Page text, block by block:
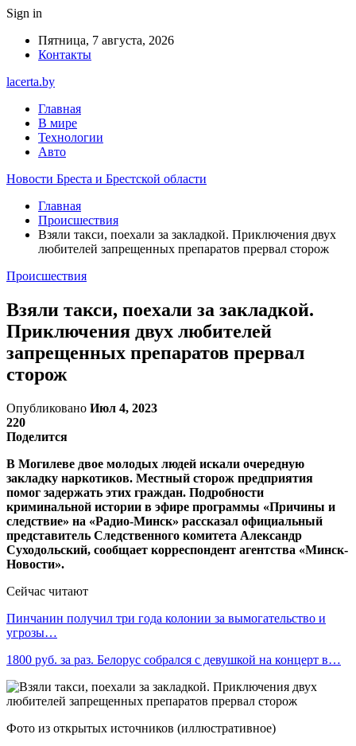
Sign in
Пятница, 7 августа, 2026
Контакты
lacerta.by
Главная
В мире
Технологии
Авто
Новости Бреста и Брестской области
Главная
Происшествия
Взяли такси, поехали за закладкой. Приключения двух
любителей запрещенных препаратов прервал сторож
Происшествия
Взяли такси, поехали за закладкой.
Приключения двух любителей
запрещенных препаратов прервал
сторож
Опубликовано Июл 4, 2023
220
Поделится
В Могилеве двое молодых людей искали очередную
закладку наркотиков. Местный сторож предприятия
помог задержать этих граждан. Подробности
криминальной истории в эфире программы «Причины и
следствие» на «Радио-Минск» рассказал официальный
представитель Следственного комитета Александр
Суходольский, сообщает корреспондент агентства «Минск-
Новости».
Сейчас читают
Пинчанин получил три года колонии за вымогательство и
угрозы…
1800 руб. за раз. Белорус собрался с девушкой на концерт в…
Фото из открытых источников (иллюстративное)